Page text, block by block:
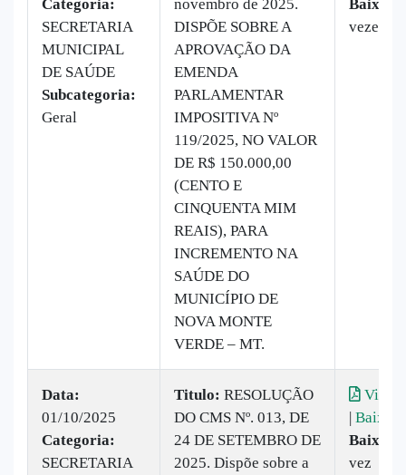
Categoria:
SECRETARIA
MUNICIPAL
DE SAÚDE
Subcategoria:
Geral
novembro de 2025.
DISPÕE SOBRE A
APROVAÇÃO DA
EMENDA
PARLAMENTAR
IMPOSITIVA Nº
119/2025, NO VALOR
DE R$ 150.000,00
(CENTO E
CINQUENTA MIM
REAIS), PARA
INCREMENTO NA
SAÚDE DO
MUNICÍPIO DE
NOVA MONTE
VERDE – MT.
vezes
Data:
01/10/2025
Categoria:
SECRETARIA
Titulo: RESOLUÇÃO
DO CMS Nº. 013, DE
24 DE SETEMBRO DE
2025. Dispõe sobre a
| Baixar
vez